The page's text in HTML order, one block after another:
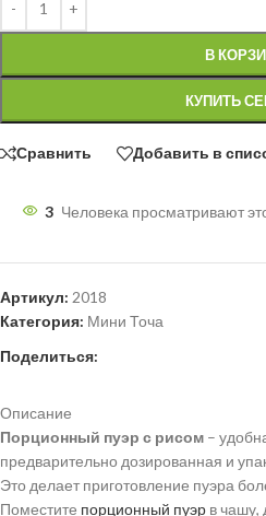
В
КУПИТЬ
Сравнить Добавить в
3 Человека просматривают
Артикул: 2018
Категория: Мини Точа
Поделиться:
Описание
Порционный пуэр с рисом –
предварительно дозированная и
Это делает приготовление пуэра
Поместите порционный пуэр в чашу,